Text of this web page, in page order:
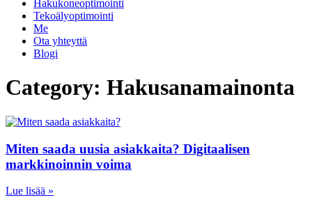
Hakukoneoptimointi
Tekoälyoptimointi
Me
Ota yhteyttä
Blogi
Category: Hakusanamainonta
Miten saada uusia asiakkaita? Digitaalisen
markkinoinnin voima
Lue lisää »